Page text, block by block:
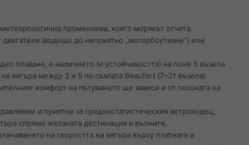
променлива, която морякът отчита.
(водещо до неприятно „моторбоутване“) или
плаване, е наличието (и устойчивостта) на поне 5 възела
вятъра между 3 и 5 по скалата Beaufort (7–21 възела)
комфорт на пътуването ще зависи и от посоката на
и приятни за средностатистическия ветроходец,
спрямо желаната дестинация и вълните.
на скоростта на вятъра върху платната и